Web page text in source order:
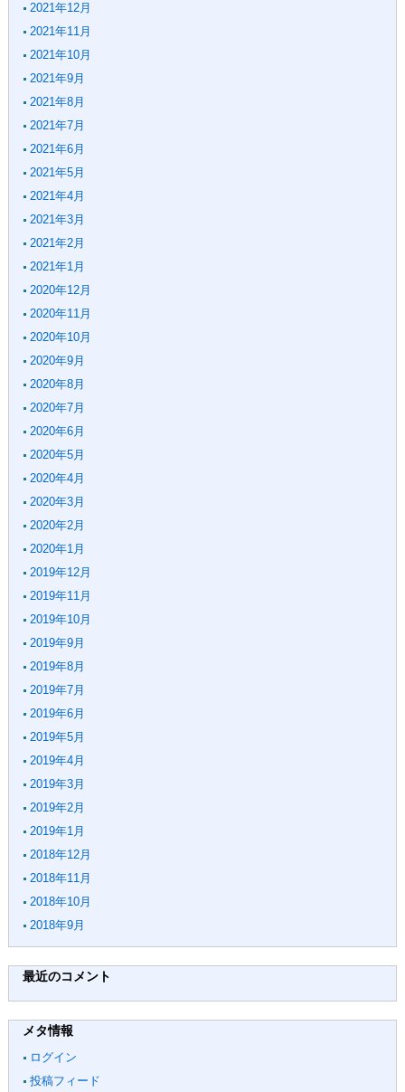
2021年12月
2021年11月
2021年10月
2021年9月
2021年8月
2021年7月
2021年6月
2021年5月
2021年4月
2021年3月
2021年2月
2021年1月
2020年12月
2020年11月
2020年10月
2020年9月
2020年8月
2020年7月
2020年6月
2020年5月
2020年4月
2020年3月
2020年2月
2020年1月
2019年12月
2019年11月
2019年10月
2019年9月
2019年8月
2019年7月
2019年6月
2019年5月
2019年4月
2019年3月
2019年2月
2019年1月
2018年12月
2018年11月
2018年10月
2018年9月
最近のコメント
メタ情報
ログイン
投稿フィード